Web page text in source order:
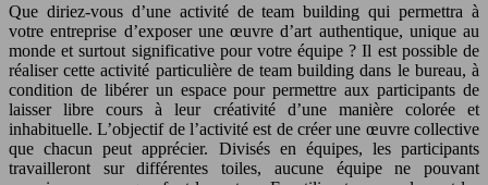
Que diriez-vous d’une activité de team building qui permettra à
votre entreprise d’exposer une œuvre d’art authentique, unique au
monde et surtout significative pour votre équipe ? Il est possible de
réaliser cette activité particulière de team building dans le bureau, à
condition de libérer un espace pour permettre aux participants de
laisser libre cours à leur créativité d’une manière colorée et
inhabituelle. L’objectif de l’activité est de créer une œuvre collective
que chacun peut apprécier. Divisés en équipes, les participants
travailleront sur différentes toiles, aucune équipe ne pouvant